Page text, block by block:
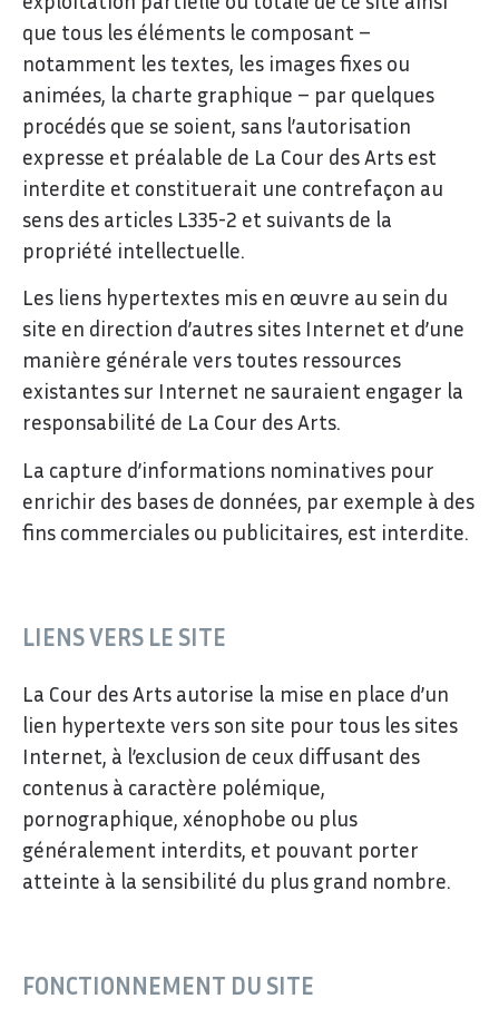
que tous les éléments le composant –
notamment les textes, les images fixes ou
animées, la charte graphique – par quelques
procédés que se soient, sans l’autorisation
expresse et préalable de La Cour des Arts est
interdite et constituerait une contrefaçon au
sens des articles L335-2 et suivants de la
propriété intellectuelle.
Les liens hypertextes mis en œuvre au sein du
site en direction d’autres sites Internet et d’une
manière générale vers toutes ressources
existantes sur Internet ne sauraient engager la
responsabilité de La Cour des Arts.
La capture d’informations nominatives pour
enrichir des bases de données, par exemple à des
fins commerciales ou publicitaires, est interdite.
LIENS VERS LE SITE
La Cour des Arts autorise la mise en place d’un
lien hypertexte vers son site pour tous les sites
Internet, à l’exclusion de ceux diffusant des
contenus à caractère polémique,
pornographique, xénophobe ou plus
généralement interdits, et pouvant porter
atteinte à la sensibilité du plus grand nombre.
FONCTIONNEMENT DU SITE